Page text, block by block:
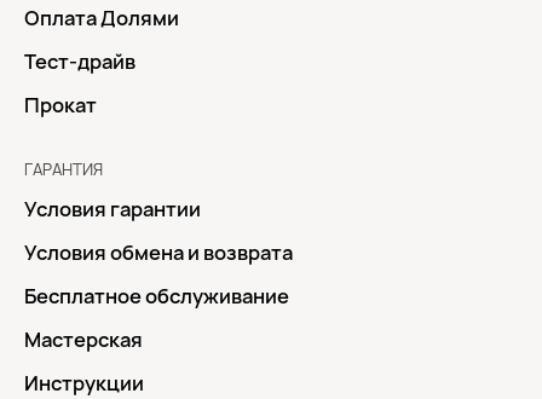
Оплата Долями
Тест-драйв
Прокат
ГАРАНТИЯ
Условия гарантии
Условия обмена и возврата
Бесплатное обслуживание
Мастерская
Инструкции